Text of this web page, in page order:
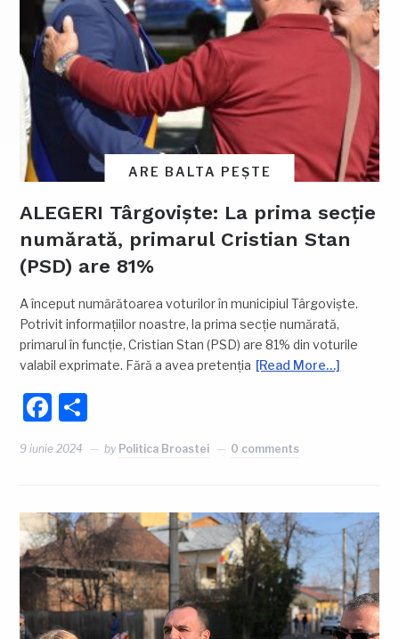
ARE BALTA PEȘTE
ALEGERI Târgoviște: La prima secție
numărată, primarul Cristian Stan
(PSD) are 81%
A început numărătoarea voturilor în municipiul Târgoviște.
Potrivit informațiilor noastre, la prima secție numărată,
primarul în funcție, Cristian Stan (PSD) are 81% din voturile
valabil exprimate. Fără a avea pretenția [Read More…]
Facebook
9 iunie 2024 by Politica Broastei 0 comments